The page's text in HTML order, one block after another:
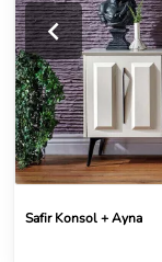
Safir Konsol + Ayna